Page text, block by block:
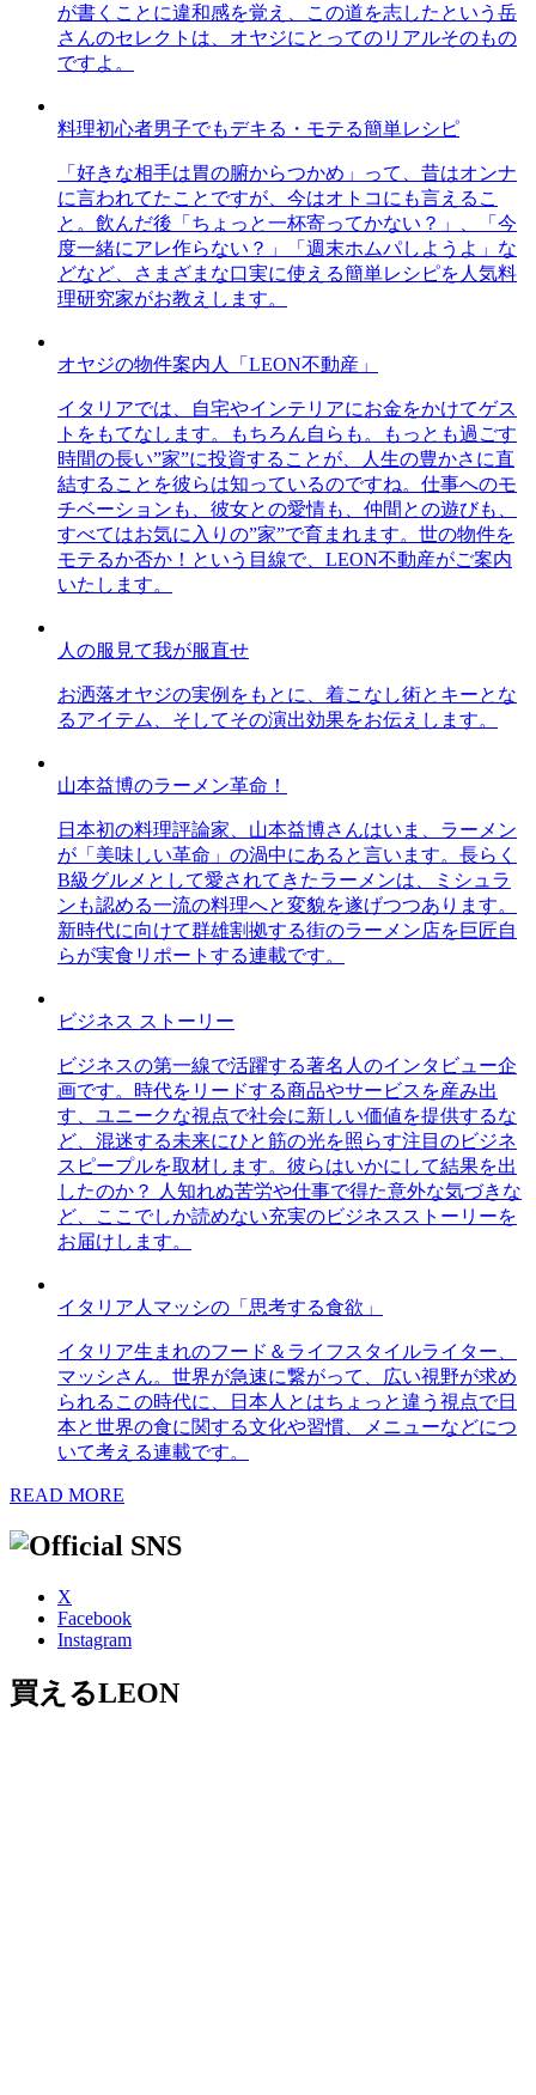
が書くことに違和感を覚え、この道を志したという岳
さんのセレクトは、オヤジにとってのリアルそのもの
ですよ。
料理初心者男子でもデキる・モテる簡単レシピ
「好きな相手は胃の腑からつかめ」って、昔はオンナ
に言われてたことですが、今はオトコにも言えるこ
と。飲んだ後「ちょっと一杯寄ってかない？」、「今
度一緒にアレ作らない？」「週末ホムパしようよ」な
どなど、さまざまな口実に使える簡単レシピを人気料
理研究家がお教えします。
オヤジの物件案内人「LEON不動産」
イタリアでは、自宅やインテリアにお金をかけてゲス
トをもてなします。もちろん自らも。もっとも過ごす
時間の長い”家”に投資することが、人生の豊かさに直
結することを彼らは知っているのですね。仕事へのモ
チベーションも、彼女との愛情も、仲間との遊びも、
すべてはお気に入りの”家”で育まれます。世の物件を
モテるか否か！という目線で、LEON不動産がご案内
いたします。
人の服見て我が服直せ
お洒落オヤジの実例をもとに、着こなし術とキーとな
るアイテム、そしてその演出効果をお伝えします。
山本益博のラーメン革命！
日本初の料理評論家、山本益博さんはいま、ラーメン
が「美味しい革命」の渦中にあると言います。長らく
B級グルメとして愛されてきたラーメンは、ミシュラ
ンも認める一流の料理へと変貌を遂げつつあります。
新時代に向けて群雄割拠する街のラーメン店を巨匠自
らが実食リポートする連載です。
ビジネス ストーリー
ビジネスの第一線で活躍する著名人のインタビュー企
画です。時代をリードする商品やサービスを産み出
す、ユニークな視点で社会に新しい価値を提供するな
ど、混迷する未来にひと筋の光を照らす注目のビジネ
スピープルを取材します。彼らはいかにして結果を出
したのか？ 人知れぬ苦労や仕事で得た意外な気づきな
ど、ここでしか読めない充実のビジネスストーリーを
お届けします。
イタリア人マッシの「思考する食欲」
イタリア生まれのフード＆ライフスタイルライター、
マッシさん。世界が急速に繋がって、広い視野が求め
られるこの時代に、日本人とはちょっと違う視点で日
本と世界の食に関する文化や習慣、メニューなどにつ
いて考える連載です。
READ MORE
X
Facebook
Instagram
買えるLEON